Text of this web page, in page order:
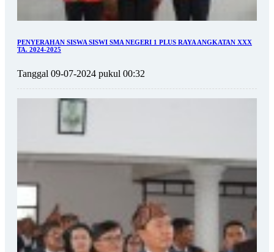
PENYERAHAN SISWA SISWI SMA NEGERI 1 PLUS RAYA ANGKATAN XXX
TA. 2024-2025
Tanggal 09-07-2024 pukul 00:32